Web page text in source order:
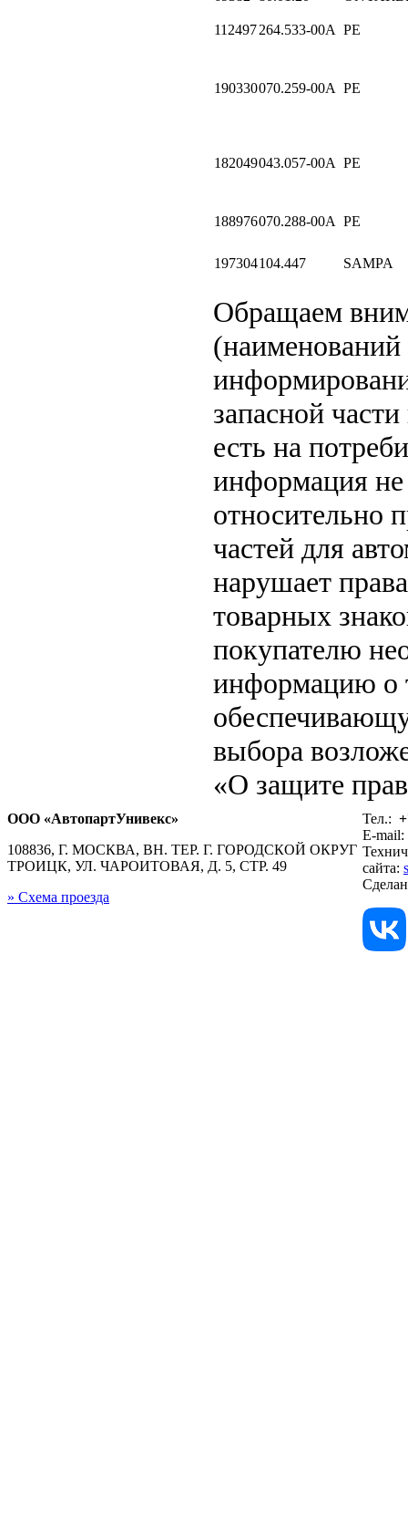
112497264.533-00A PE
190330070.259-00A PE
182049043.057-00A PE
188976070.288-00A PE
197304104.447 SAMPA
Обращаем
(наименований
запасной
есть на
информация не
относительно
частей для
нарушает
товарных
покупателю
информацию о
выбора
«О защите
ООО «АвтопартУнивекс»
108836, Г. МОСКВА, ВН. ТЕР. Г. ГОРОДСКОЙ ОКРУГ
ТРОИЦК, УЛ. ЧАРОИТОВАЯ, Д. 5, СТР. 49
» Схема проезда
Тел.:
E-mail:
сайта: